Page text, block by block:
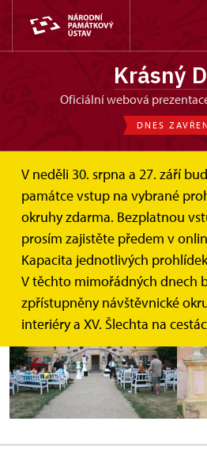
Krásný
oficiální webová
DNES
V neděli 30. srpna a 27. září
památce vstup na vybrané
okruhy zdarma. Bezplatnou
prosím zajistěte předem v
Kapacita jednotlivých
V těchto mimořádných dnech
zpřístupněny návštěvnické
interiéry a XV. Šlechta na
Pařížský kat
18. 7. 2015